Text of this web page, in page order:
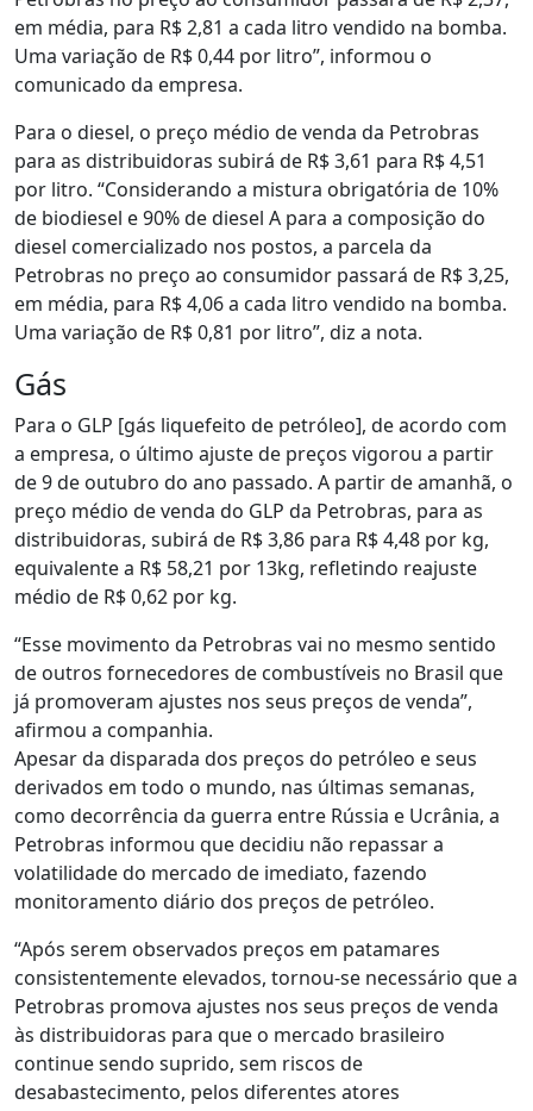
em média, para R$ 2,81 a cada litro vendido na bomba.
Uma variação de R$ 0,44 por litro”, informou o
comunicado da empresa.
Para o diesel, o preço médio de venda da Petrobras
para as distribuidoras subirá de R$ 3,61 para R$ 4,51
por litro. “Considerando a mistura obrigatória de 10%
de biodiesel e 90% de diesel A para a composição do
diesel comercializado nos postos, a parcela da
Petrobras no preço ao consumidor passará de R$ 3,25,
em média, para R$ 4,06 a cada litro vendido na bomba.
Uma variação de R$ 0,81 por litro”, diz a nota.
Gás
Para o GLP [gás liquefeito de petróleo], de acordo com
a empresa, o último ajuste de preços vigorou a partir
de 9 de outubro do ano passado. A partir de amanhã, o
preço médio de venda do GLP da Petrobras, para as
distribuidoras, subirá de R$ 3,86 para R$ 4,48 por kg,
equivalente a R$ 58,21 por 13kg, refletindo reajuste
médio de R$ 0,62 por kg.
“Esse movimento da Petrobras vai no mesmo sentido
de outros fornecedores de combustíveis no Brasil que
já promoveram ajustes nos seus preços de venda”,
afirmou a companhia.
Apesar da disparada dos preços do petróleo e seus
derivados em todo o mundo, nas últimas semanas,
como decorrência da guerra entre Rússia e Ucrânia, a
Petrobras informou que decidiu não repassar a
volatilidade do mercado de imediato, fazendo
monitoramento diário dos preços de petróleo.
“Após serem observados preços em patamares
consistentemente elevados, tornou-se necessário que a
Petrobras promova ajustes nos seus preços de venda
às distribuidoras para que o mercado brasileiro
continue sendo suprido, sem riscos de
desabastecimento, pelos diferentes atores